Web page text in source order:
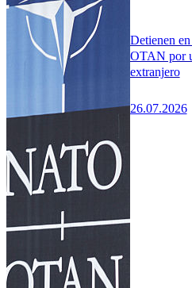
Detienen
OTAN por
extranjero
26.07.2026